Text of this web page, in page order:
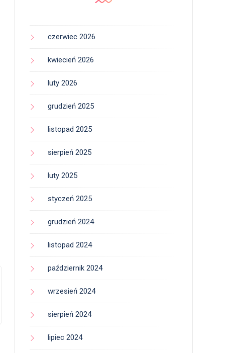
czerwiec 2026
kwiecień 2026
luty 2026
grudzień 2025
listopad 2025
sierpień 2025
luty 2025
styczeń 2025
grudzień 2024
listopad 2024
październik 2024
wrzesień 2024
sierpień 2024
lipiec 2024